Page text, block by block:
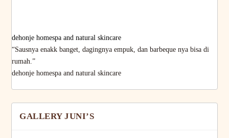
dehonje homespa and natural skincare
“Sausnya enakk banget, dagingnya empuk, dan barbeque nya bisa di
rumah.”
dehonje homespa and natural skincare
GALLERY JUNI’S